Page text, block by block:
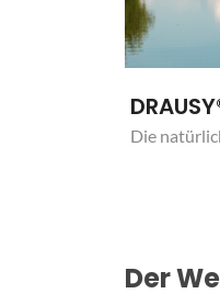
Die
Der